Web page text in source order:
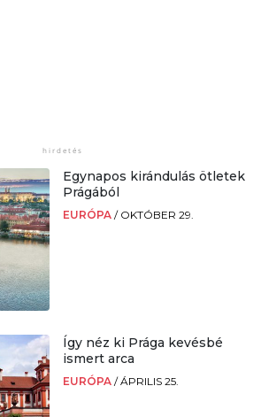
Egynapos kirándulás ötletek
Prágából
EURÓPA / OKTÓBER 29.
Így néz ki Prága kevésbé
ismert arca
EURÓPA /ÁPRILIS 25.